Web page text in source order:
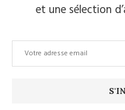
et une sélection